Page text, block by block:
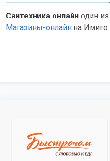
Сантехника онлайн один
Магазины-онлайн на Имиго